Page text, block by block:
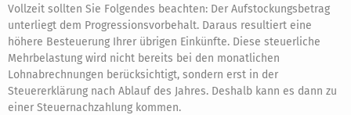
Vollzeit sollten Sie Folgendes beachten: Der Aufstockungsbetrag
unterliegt dem Progressionsvorbehalt. Daraus resultiert eine
höhere Besteuerung Ihrer übrigen Einkünfte. Diese steuerliche
Mehrbelastung wird nicht bereits bei den monatlichen
Lohnabrechnungen berücksichtigt, sondern erst in der
Steuererklärung nach Ablauf des Jahres. Deshalb kann es dann zu
einer Steuernachzahlung kommen.